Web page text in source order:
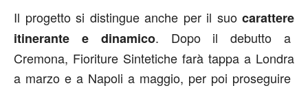
Il progetto si distingue anche per il suo carattere
itinerante e dinamico. Dopo il debutto a
Cremona, Fioriture Sintetiche farà tappa a Londra
a marzo e a Napoli a maggio, per poi proseguire